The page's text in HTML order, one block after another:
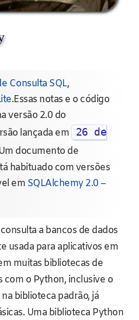
Consulta SQL,
.Essas notas e o código
versão 2.0 do
lançada em
26 de
documento de
habituado com versões
em SQLAlchemy 2.0 –
a bancos de dados
usada para aplicativos em
muitas bibliotecas de
com o Python, inclusive o
biblioteca padrão, já
Uma biblioteca Python